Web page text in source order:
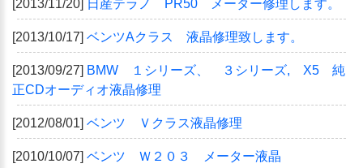
[2013/11/20] 日産テラノ PR50 メーター修理します。
[2013/10/17] ベンツAクラス 液晶修理致します。
[2013/09/27] BMW １シリーズ、 ３シリーズ, X5 純
正CDオーディオ液晶修理
[2012/08/01] ベンツ Ｖクラス液晶修理
[2010/10/07] ベンツ Ｗ２０３ メーター液晶